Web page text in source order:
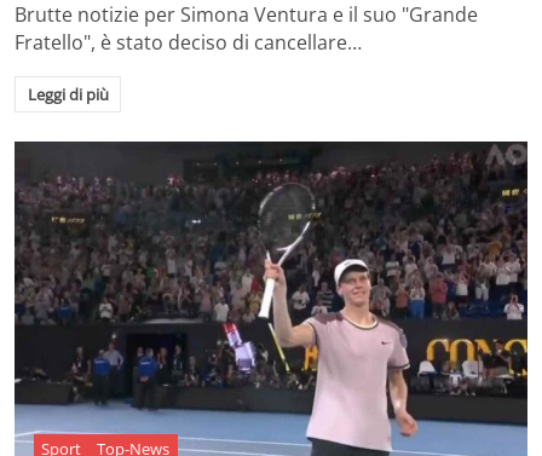
Brutte notizie per Simona Ventura e il suo "Grande
Fratello", è stato deciso di cancellare…
Leggi di più
Sport Top-News